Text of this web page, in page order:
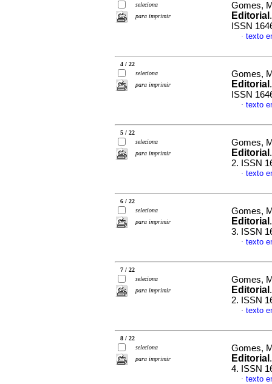
seleciona
para imprimir
Gomes,
Editorial
ISSN
· texto
4 / 22
seleciona
para imprimir
Gomes,
Editorial
ISSN
· texto
5 / 22
seleciona
para imprimir
Gomes,
Editorial
2. ISSN
· texto
6 / 22
seleciona
para imprimir
Gomes,
Editorial
3. ISSN
· texto
7 / 22
seleciona
para imprimir
Gomes,
Editorial
2. ISSN
· texto
8 / 22
seleciona
para imprimir
Gomes,
Editorial
4. ISSN
· texto